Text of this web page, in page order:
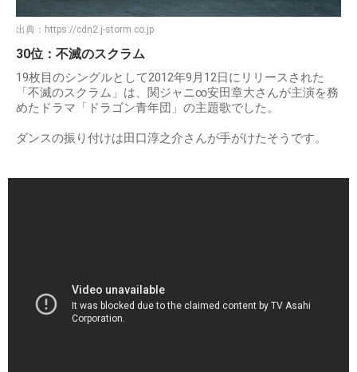
出典： https://cdn2.j-storm.co.jp
30位：不滅のスクラム
19枚目のシングルとして2012年9月12日にリリースされた
「不滅のスクラム」は、関ジャニ∞安田章大さんが主演を務
めたドラマ「ドラゴン青年団」の主題歌でした。
ダンスの振り付けは田口淳之介さんが手がけたそうです。